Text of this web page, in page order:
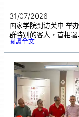
31/07/2026
国家学院到访芙中 举
群特别的客人，首相
閱讀全文:努
与
国
学
院
到
访
中
分
享
青
年
领
袖
素
质
讲
座